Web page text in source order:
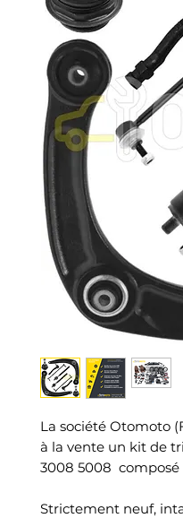
La société Otomoto
à la vente un kit de
3008 5008 composé
Strictement neuf,